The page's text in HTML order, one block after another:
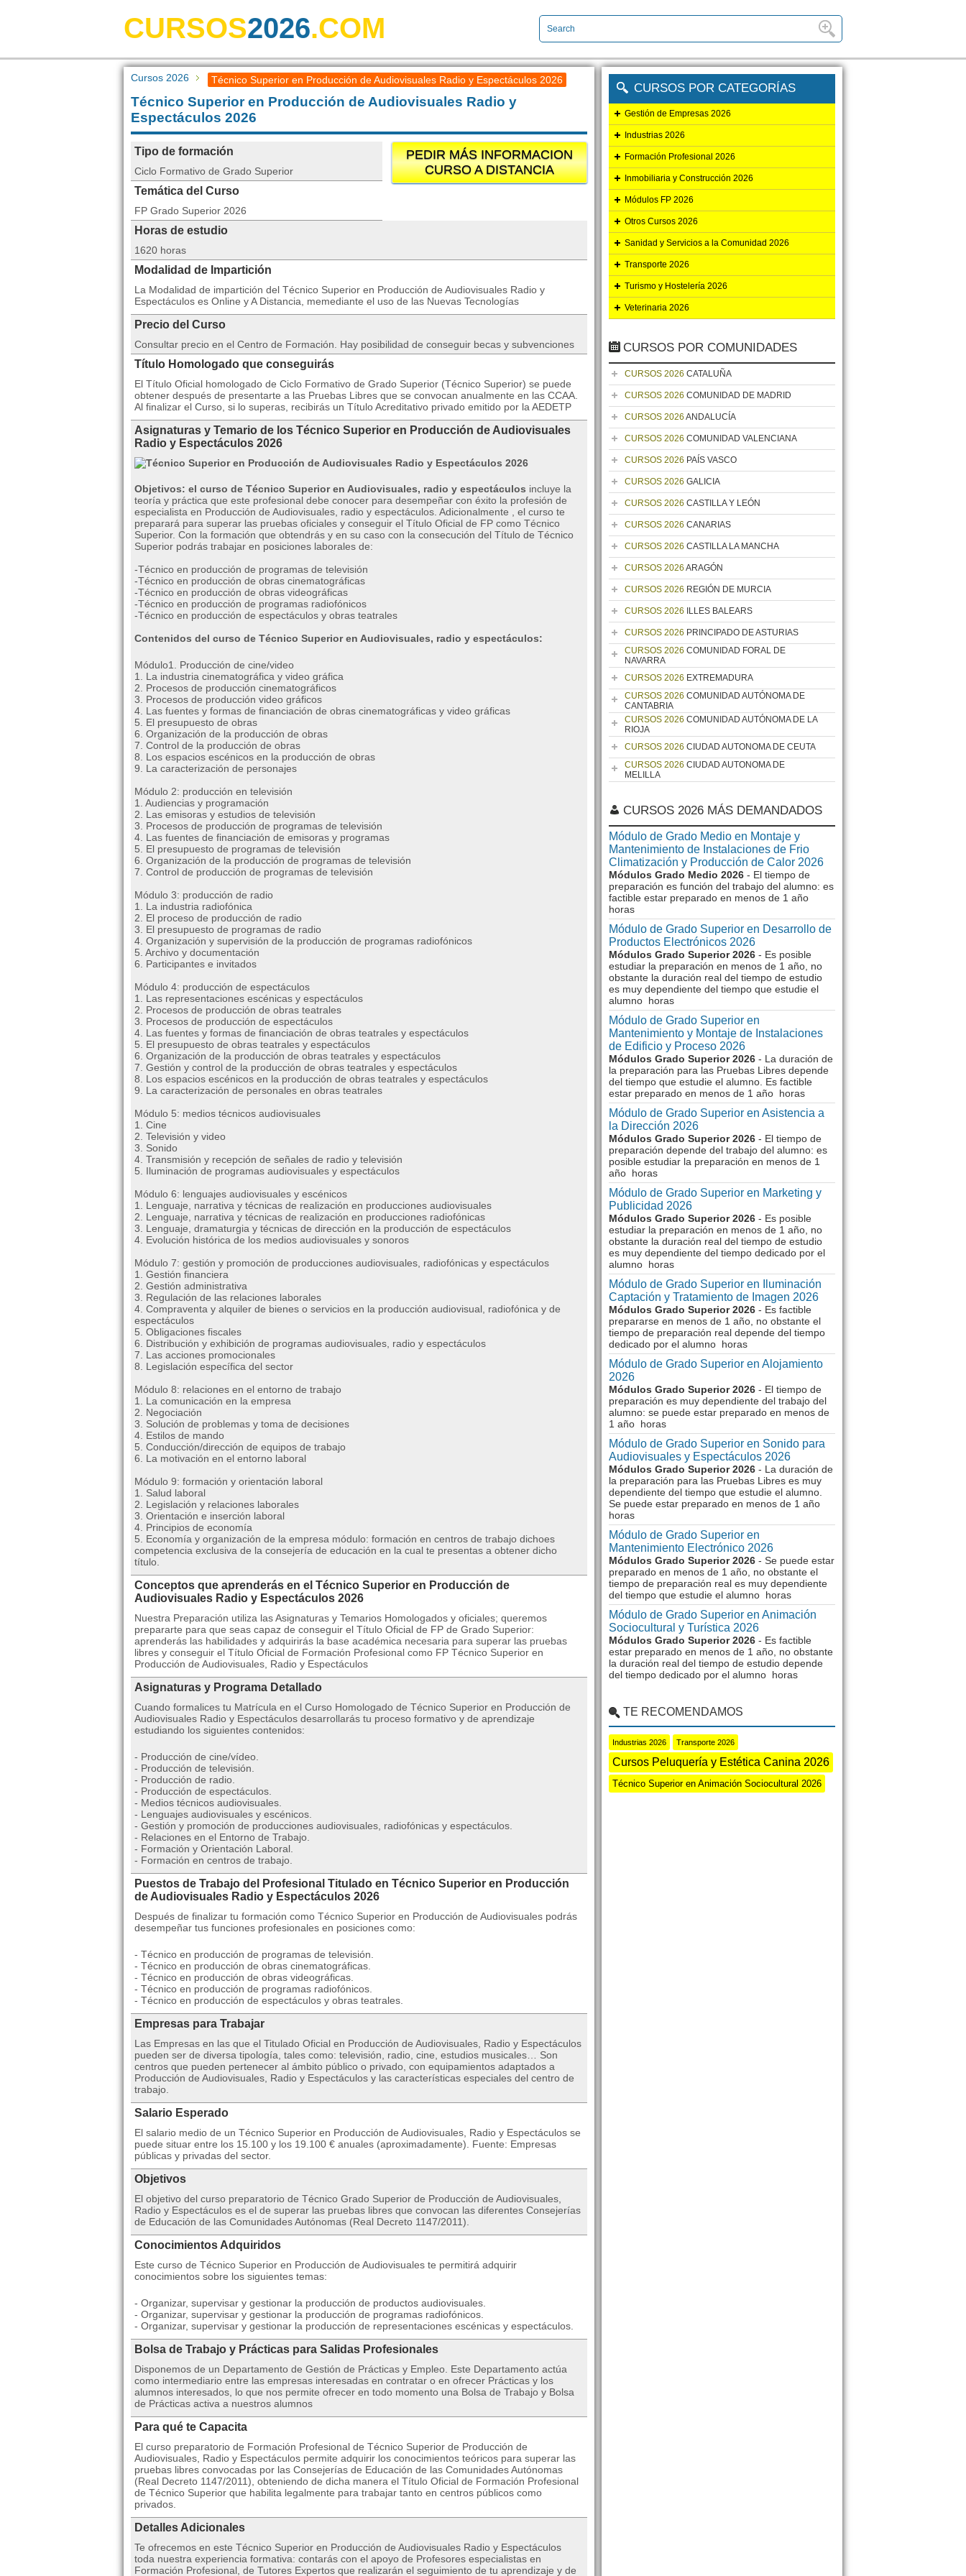
CURSOS2026.COM
Cursos 2026 Técnico Superior en Producción de Audiovisuales Radio y Espectáculos 2026
Técnico Superior en Producción de Audiovisuales Radio y
Espectáculos 2026
PEDIR MÁS INFORMACION
CURSO A DISTANCIA
Tipo de formación
Ciclo Formativo de Grado Superior
Temática del Curso
FP Grado Superior 2026
Horas de estudio
1620 horas
Modalidad de Impartición
La Modalidad de impartición del Técnico Superior en Producción de Audiovisuales Radio y
Espectáculos es Online y A Distancia, memediante el uso de las Nuevas Tecnologías
Precio del Curso
Consultar precio en el Centro de Formación. Hay posibilidad de conseguir becas y subvenciones
Título Homologado que conseguirás
El Título Oficial homologado de Ciclo Formativo de Grado Superior (Técnico Superior) se puede
obtener después de presentarte a las Pruebas Libres que se convocan anualmente en las CCAA.
Al finalizar el Curso, si lo superas, recibirás un Título Acreditativo privado emitido por la AEDETP
Asignaturas y Temario de los Técnico Superior en Producción de Audiovisuales
Radio y Espectáculos 2026
Objetivos: el curso de Técnico Superior en Audiovisuales, radio y espectáculos incluye la
teoría y práctica que este profesional debe conocer para desempeñar con éxito la profesión de
especialista en Producción de Audiovisuales, radio y espectáculos. Adicionalmente , el curso te
preparará para superar las pruebas oficiales y conseguir el Título Oficial de FP como Técnico
Superior. Con la formación que obtendrás y en su caso con la consecución del Título de Técnico
Superior podrás trabajar en posiciones laborales de:
-Técnico en producción de programas de televisión
-Técnico en producción de obras cinematográficas
-Técnico en producción de obras videográficas
-Técnico en producción de programas radiofónicos
-Técnico en producción de espectáculos y obras teatrales
Contenidos del curso de Técnico Superior en Audiovisuales, radio y espectáculos:
Módulo1. Producción de cine/video
1. La industria cinematográfica y video gráfica
2. Procesos de producción cinematográficos
3. Procesos de producción video gráficos
4. Las fuentes y formas de financiación de obras cinematográficas y video gráficas
5. El presupuesto de obras
6. Organización de la producción de obras
7. Control de la producción de obras
8. Los espacios escénicos en la producción de obras
9. La caracterización de personajes
Módulo 2: producción en televisión
1. Audiencias y programación
2. Las emisoras y estudios de televisión
3. Procesos de producción de programas de televisión
4. Las fuentes de financiación de emisoras y programas
5. El presupuesto de programas de televisión
6. Organización de la producción de programas de televisión
7. Control de producción de programas de televisión
Módulo 3: producción de radio
1. La industria radiofónica
2. El proceso de producción de radio
3. El presupuesto de programas de radio
4. Organización y supervisión de la producción de programas radiofónicos
5. Archivo y documentación
6. Participantes e invitados
Módulo 4: producción de espectáculos
1. Las representaciones escénicas y espectáculos
2. Procesos de producción de obras teatrales
3. Procesos de producción de espectáculos
4. Las fuentes y formas de financiación de obras teatrales y espectáculos
5. El presupuesto de obras teatrales y espectáculos
6. Organización de la producción de obras teatrales y espectáculos
7. Gestión y control de la producción de obras teatrales y espectáculos
8. Los espacios escénicos en la producción de obras teatrales y espectáculos
9. La caracterización de personales en obras teatrales
Módulo 5: medios técnicos audiovisuales
1. Cine
2. Televisión y video
3. Sonido
4. Transmisión y recepción de señales de radio y televisión
5. Iluminación de programas audiovisuales y espectáculos
Módulo 6: lenguajes audiovisuales y escénicos
1. Lenguaje, narrativa y técnicas de realización en producciones audiovisuales
2. Lenguaje, narrativa y técnicas de realización en producciones radiofónicas
3. Lenguaje, dramaturgia y técnicas de dirección en la producción de espectáculos
4. Evolución histórica de los medios audiovisuales y sonoros
Módulo 7: gestión y promoción de producciones audiovisuales, radiofónicas y espectáculos
1. Gestión financiera
2. Gestión administrativa
3. Regulación de las relaciones laborales
4. Compraventa y alquiler de bienes o servicios en la producción audiovisual, radiofónica y de
espectáculos
5. Obligaciones fiscales
6. Distribución y exhibición de programas audiovisuales, radio y espectáculos
7. Las acciones promocionales
8. Legislación específica del sector
Módulo 8: relaciones en el entorno de trabajo
1. La comunicación en la empresa
2. Negociación
3. Solución de problemas y toma de decisiones
4. Estilos de mando
5. Conducción/dirección de equipos de trabajo
6. La motivación en el entorno laboral
Módulo 9: formación y orientación laboral
1. Salud laboral
2. Legislación y relaciones laborales
3. Orientación e inserción laboral
4. Principios de economía
5. Economía y organización de la empresa módulo: formación en centros de trabajo dichoes
competencia exclusiva de la consejería de educación en la cual te presentas a obtener dicho
título.
Conceptos que aprenderás en el Técnico Superior en Producción de
Audiovisuales Radio y Espectáculos 2026
Nuestra Preparación utiliza las Asignaturas y Temarios Homologados y oficiales; queremos
prepararte para que seas capaz de conseguir el Título Oficial de FP de Grado Superior:
aprenderás las habilidades y adquirirás la base académica necesaria para superar las pruebas
libres y conseguir el Título Oficial de Formación Profesional como FP Técnico Superior en
Producción de Audiovisuales, Radio y Espectáculos
Asignaturas y Programa Detallado
Cuando formalices tu Matrícula en el Curso Homologado de Técnico Superior en Producción de
Audiovisuales Radio y Espectáculos desarrollarás tu proceso formativo y de aprendizaje
estudiando los siguientes contenidos:
- Producción de cine/vídeo.
- Producción de televisión.
- Producción de radio.
- Producción de espectáculos.
- Medios técnicos audiovisuales.
- Lenguajes audiovisuales y escénicos.
- Gestión y promoción de producciones audiovisuales, radiofónicas y espectáculos.
- Relaciones en el Entorno de Trabajo.
- Formación y Orientación Laboral.
- Formación en centros de trabajo.
Puestos de Trabajo del Profesional Titulado en Técnico Superior en Producción
de Audiovisuales Radio y Espectáculos 2026
Después de finalizar tu formación como Técnico Superior en Producción de Audiovisuales podrás
desempeñar tus funciones profesionales en posiciones como:
- Técnico en producción de programas de televisión.
- Técnico en producción de obras cinematográficas.
- Técnico en producción de obras videográficas.
- Técnico en producción de programas radiofónicos.
- Técnico en producción de espectáculos y obras teatrales.
Empresas para Trabajar
Las Empresas en las que el Titulado Oficial en Producción de Audiovisuales, Radio y Espectáculos
pueden ser de diversa tipología, tales como: televisión, radio, cine, estudios musicales… Son
centros que pueden pertenecer al ámbito público o privado, con equipamientos adaptados a
Producción de Audiovisuales, Radio y Espectáculos y las características especiales del centro de
trabajo.
Salario Esperado
El salario medio de un Técnico Superior en Producción de Audiovisuales, Radio y Espectáculos se
puede situar entre los 15.100 y los 19.100 € anuales (aproximadamente). Fuente: Empresas
públicas y privadas del sector.
Objetivos
El objetivo del curso preparatorio de Técnico Grado Superior de Producción de Audiovisuales,
Radio y Espectáculos es el de superar las pruebas libres que convocan las diferentes Consejerías
de Educación de las Comunidades Autónomas (Real Decreto 1147/2011).
Conocimientos Adquiridos
Este curso de Técnico Superior en Producción de Audiovisuales te permitirá adquirir
conocimientos sobre los siguientes temas:
- Organizar, supervisar y gestionar la producción de productos audiovisuales.
- Organizar, supervisar y gestionar la producción de programas radiofónicos.
- Organizar, supervisar y gestionar la producción de representaciones escénicas y espectáculos.
Bolsa de Trabajo y Prácticas para Salidas Profesionales
Disponemos de un Departamento de Gestión de Prácticas y Empleo. Este Departamento actúa
como intermediario entre las empresas interesadas en contratar o en ofrecer Prácticas y los
alumnos interesados, lo que nos permite ofrecer en todo momento una Bolsa de Trabajo y Bolsa
de Prácticas activa a nuestros alumnos
Para qué te Capacita
El curso preparatorio de Formación Profesional de Técnico Superior de Producción de
Audiovisuales, Radio y Espectáculos permite adquirir los conocimientos teóricos para superar las
pruebas libres convocadas por las Consejerías de Educación de las Comunidades Autónomas
(Real Decreto 1147/2011), obteniendo de dicha manera el Título Oficial de Formación Profesional
de Técnico Superior que habilita legalmente para trabajar tanto en centros públicos como
privados.
Detalles Adicionales
Te ofrecemos en este Técnico Superior en Producción de Audiovisuales Radio y Espectáculos
toda nuestra experiencia formativa: contarás con el apoyo de Profesores especialistas en
Formación Profesional, de Tutores Expertos que realizarán el seguimiento de tu aprendizaje y de
CURSOS POR CATEGORÍAS
Gestión de Empresas 2026
Industrias 2026
Formación Profesional 2026
Inmobiliaria y Construcción 2026
Módulos FP 2026
Otros Cursos 2026
Sanidad y Servicios a la Comunidad 2026
Transporte 2026
Turismo y Hostelería 2026
Veterinaria 2026
CURSOS POR COMUNIDADES
CURSOS 2026 CATALUÑA
CURSOS 2026 COMUNIDAD DE MADRID
CURSOS 2026 ANDALUCÍA
CURSOS 2026 COMUNIDAD VALENCIANA
CURSOS 2026 PAÍS VASCO
CURSOS 2026 GALICIA
CURSOS 2026 CASTILLA Y LEÓN
CURSOS 2026 CANARIAS
CURSOS 2026 CASTILLA LA MANCHA
CURSOS 2026 ARAGÓN
CURSOS 2026 REGIÓN DE MURCIA
CURSOS 2026 ILLES BALEARS
CURSOS 2026 PRINCIPADO DE ASTURIAS
CURSOS 2026 COMUNIDAD FORAL DE
NAVARRA
CURSOS 2026 EXTREMADURA
CURSOS 2026 COMUNIDAD AUTÓNOMA DE
CANTABRIA
CURSOS 2026 COMUNIDAD AUTÓNOMA DE LA
RIOJA
CURSOS 2026 CIUDAD AUTONOMA DE CEUTA
CURSOS 2026 CIUDAD AUTONOMA DE
MELILLA
CURSOS 2026 MÁS DEMANDADOS
Módulo de Grado Medio en Montaje y
Mantenimiento de Instalaciones de Frio
Climatización y Producción de Calor 2026
Módulos Grado Medio 2026 - El tiempo de
preparación es función del trabajo del alumno: es
factible estar preparado en menos de 1 año
horas
Módulo de Grado Superior en Desarrollo de
Productos Electrónicos 2026
Módulos Grado Superior 2026 - Es posible
estudiar la preparación en menos de 1 año, no
obstante la duración real del tiempo de estudio
es muy dependiente del tiempo que estudie el
alumno horas
Módulo de Grado Superior en
Mantenimiento y Montaje de Instalaciones
de Edificio y Proceso 2026
Módulos Grado Superior 2026 - La duración de
la preparación para las Pruebas Libres depende
del tiempo que estudie el alumno. Es factible
estar preparado en menos de 1 año horas
Módulo de Grado Superior en Asistencia a
la Dirección 2026
Módulos Grado Superior 2026 - El tiempo de
preparación depende del trabajo del alumno: es
posible estudiar la preparación en menos de 1
año horas
Módulo de Grado Superior en Marketing y
Publicidad 2026
Módulos Grado Superior 2026 - Es posible
estudiar la preparación en menos de 1 año, no
obstante la duración real del tiempo de estudio
es muy dependiente del tiempo dedicado por el
alumno horas
Módulo de Grado Superior en Iluminación
Captación y Tratamiento de Imagen 2026
Módulos Grado Superior 2026 - Es factible
prepararse en menos de 1 año, no obstante el
tiempo de preparación real depende del tiempo
dedicado por el alumno horas
Módulo de Grado Superior en Alojamiento
2026
Módulos Grado Superior 2026 - El tiempo de
preparación es muy dependiente del trabajo del
alumno: se puede estar preparado en menos de
1 año horas
Módulo de Grado Superior en Sonido para
Audiovisuales y Espectáculos 2026
Módulos Grado Superior 2026 - La duración de
la preparación para las Pruebas Libres es muy
dependiente del tiempo que estudie el alumno.
Se puede estar preparado en menos de 1 año
horas
Módulo de Grado Superior en
Mantenimiento Electrónico 2026
Módulos Grado Superior 2026 - Se puede estar
preparado en menos de 1 año, no obstante el
tiempo de preparación real es muy dependiente
del tiempo que estudie el alumno horas
Módulo de Grado Superior en Animación
Sociocultural y Turística 2026
Módulos Grado Superior 2026 - Es factible
estar preparado en menos de 1 año, no obstante
la duración real del tiempo de estudio depende
del tiempo dedicado por el alumno horas
TE RECOMENDAMOS
Industrias 2026 Transporte 2026
Cursos Peluquería y Estética Canina 2026
Técnico Superior en Animación Sociocultural 2026